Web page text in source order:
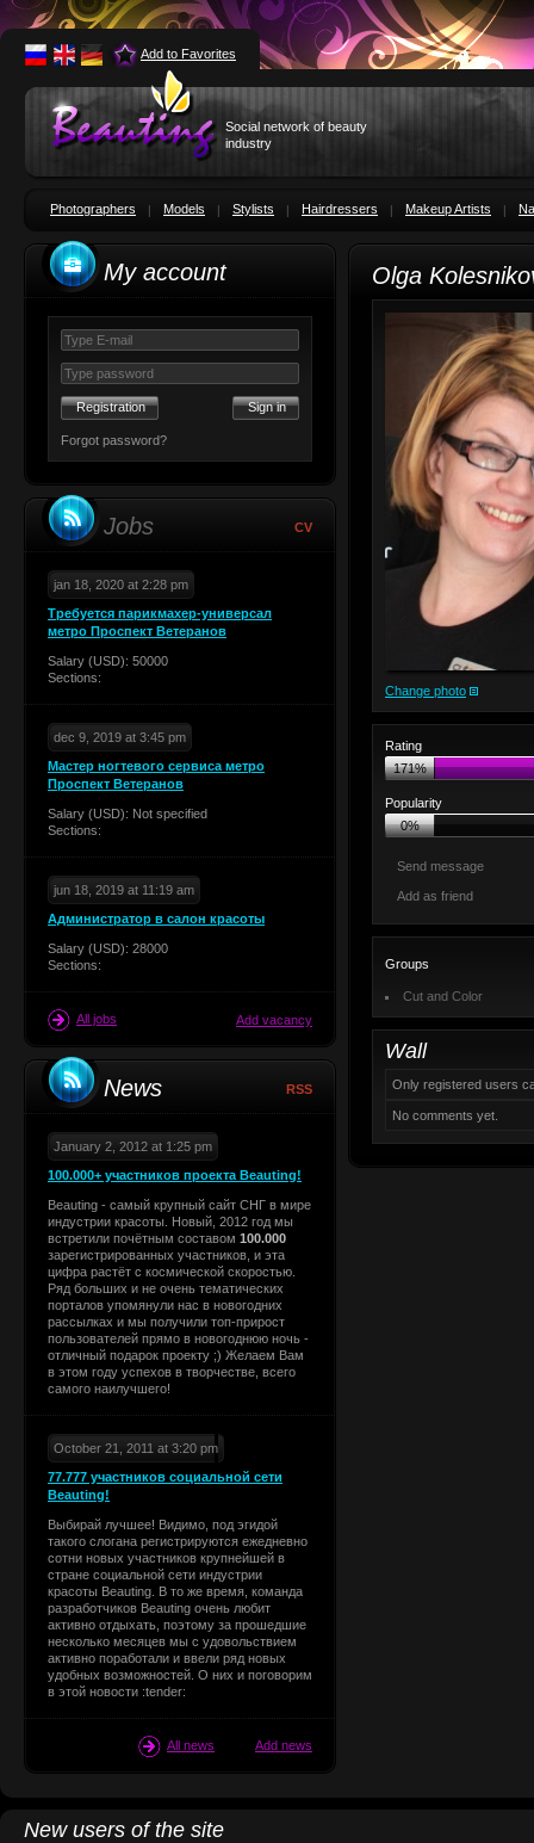
Add to Favorites
Social network of beauty
industry
Photographers Models Stylists Hairdressers Makeup Artists
My account
Registration
Forgot password?
Jobs CV
jan 18, 2020 at 2:28 pm
Требуется парикмахер-универсал
метро Проспект Ветеранов
Salary (USD): 50000
Sections:
dec 9, 2019 at 3:45 pm
Мастер ногтевого сервиса метро
Проспект Ветеранов
Salary (USD): Not specified
Sections:
jun 18, 2019 at 11:19 am
Администратор в салон красоты
Salary (USD): 28000
Sections:
All jobs Add vacancy
RSS
News
January 2, 2012 at 1:25 pm
100.000+ участников проекта Beauting!
Beauting - самый крупный сайт СНГ в мире
индустрии красоты. Новый, 2012 год мы
встретили почётным составом 100.000
зарегистрированных участников, и эта
цифра растёт с космической скоростью.
Ряд больших и не очень тематических
порталов упомянули нас в новогодних
рассылках и мы получили топ-прирост
пользователей прямо в новогоднюю ночь -
отличный подарок проекту ;) Желаем Вам
в этом году успехов в творчестве, всего
самого наилучшего!
October 21, 2011 at 3:20 pm
77.777 участников социальной сети
Beauting!
Выбирай лучшее! Видимо, под эгидой
такого слогана регистрируются ежедневно
сотни новых участников крупнейшей в
стране социальной сети индустрии
красоты Beauting. В то же время, команда
разработчиков Beauting очень любит
активно отдыхать, поэтому за прошедшие
несколько месяцев мы с удовольствием
активно поработали и ввели ряд новых
удобных возможностей. О них и поговорим
в этой новости :tender:
Add news
All news
Olga
Change photo
Rating
171%
Popularity
0%
Send message
Add as friend
Groups
Cut and Color
Wall
Only registered users
No comments yet.
New users of the site